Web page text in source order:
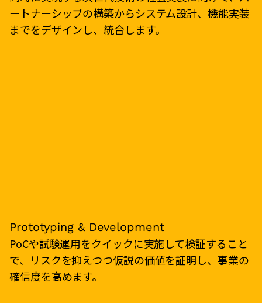
ートナーシップの構築からシステム設計、機能実装
までをデザインし、統合します。
Prototyping & Development
PoCや試験運用をクイックに実施して検証すること
で、リスクを抑えつつ仮説の価値を証明し、事業の
確信度を高めます。